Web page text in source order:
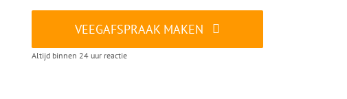
VEEGAFSPRAAK MAKEN
Altijd binnen 24 uur reactie